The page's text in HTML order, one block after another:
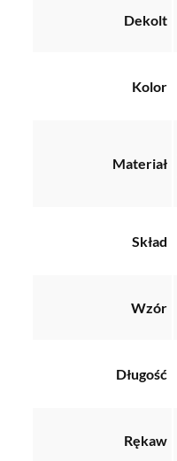
Dekolt
Kolor
Materiał
Skład
Wzór
Długość
Rękaw